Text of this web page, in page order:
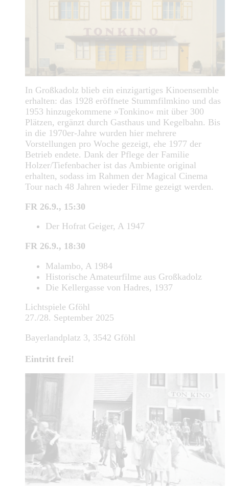
In Großkadolz blieb ein einzigartiges Kinoensemble
erhalten: das 1928 eröffnete Stummfilmkino und das
1953 hinzugekommene »Tonkino« mit über 300
Plätzen, ergänzt durch Gasthaus und Kegelbahn. Bis
in die 1970er-Jahre wurden hier mehrere
Vorstellungen pro Woche gezeigt, ehe 1977 der
Betrieb endete. Dank der Pflege der Familie
Holzer/Tiefenbacher ist das Ambiente original
erhalten, sodass im Rahmen der Magical Cinema
Tour nach 48 Jahren wieder Filme gezeigt werden.
FR 26.9., 15:30
Der Hofrat Geiger, A 1947
FR 26.9., 18:30
Malambo, A 1984
Historische Amateurfilme aus Großkadolz
Die Kellergasse von Hadres, 1937
Lichtspiele Gföhl
27./28. September 2025
Bayerlandplatz 3, 3542 Gföhl
Eintritt frei!